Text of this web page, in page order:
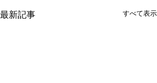
最新記事 すべて表示